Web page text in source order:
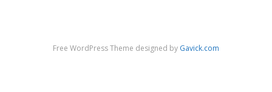
Free WordPress Theme designed by Gavick.com